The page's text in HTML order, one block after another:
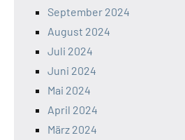
September 2024
August 2024
Juli 2024
Juni 2024
Mai 2024
April 2024
März 2024